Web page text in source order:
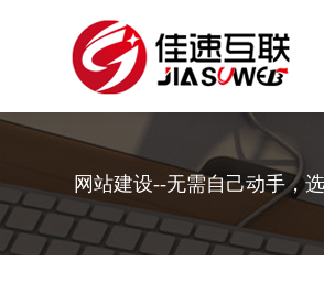
网站建设--无需自己动手，